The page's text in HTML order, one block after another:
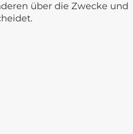
über die Zwecke und